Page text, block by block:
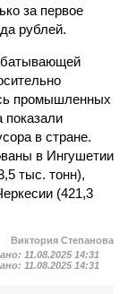
за первое
рублей.
промышленных
показали
в стране.
в Ингушетии
тыс. тонн),
(421,3
Виктория Степанова
11.08.2025 14:31
11.08.2025 14:31